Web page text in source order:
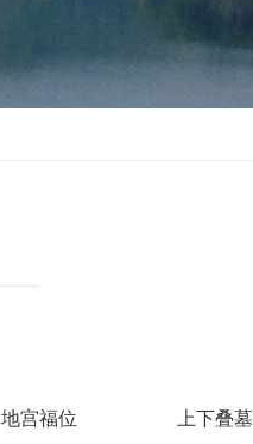
地宫福位 上下叠墓